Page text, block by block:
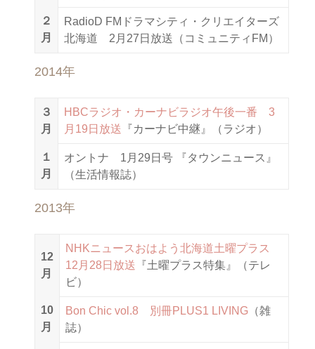
２
月
RadioD FMドラマシティ・クリエイターズ
北海道 2月27日放送（コミュニティFM）
2014年
３
月
HBCラジオ・カーナビラジオ午後一番 3
月19日放送
『カーナビ中継』（ラジオ）
１
月
オントナ 1月29日号 『タウンニュース』
（生活情報誌）
2013年
12
月
NHKニュースおはよう北海道土曜プラス
12月28日放送
『土曜プラス特集』（テレ
ビ）
10
月
Bon Chic vol.8 別冊PLUS1 LIVING （雑
誌）